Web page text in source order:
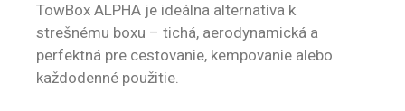
TowBox ALPHA je ideálna alternatíva k
strešnému boxu – tichá, aerodynamická a
perfektná pre cestovanie, kempovanie alebo
každodenné použitie.